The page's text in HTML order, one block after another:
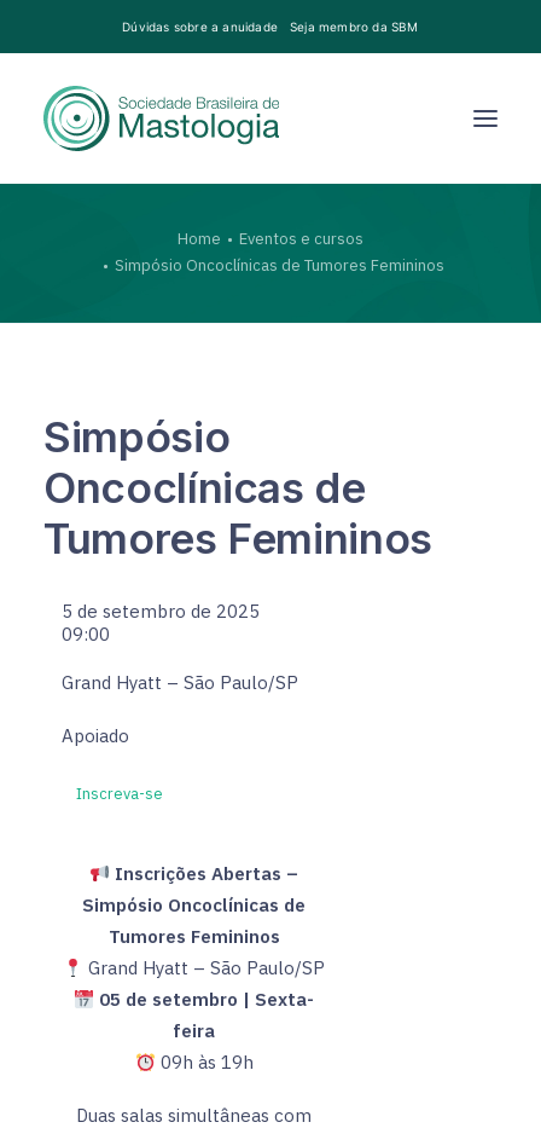
Dúvidas sobre a anuidade Seja membro da SBM
Home
Eventos e cursos
Simpósio Oncoclínicas de Tumores Femininos
Simpósio
Oncoclínicas de
Tumores Femininos
Inscrições Abertas –
Simpósio Oncoclínicas de
Tumores Femininos
Grand Hyatt – São Paulo/SP
05 de setembro | Sexta-
feira
09h às 19h
Duas salas simultâneas com
5 de setembro de 2025
09:00
Grand Hyatt – São Paulo/SP
Apoiado
Inscreva-se